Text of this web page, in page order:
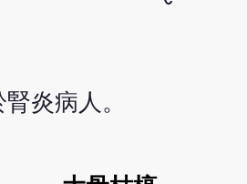
炎病人。